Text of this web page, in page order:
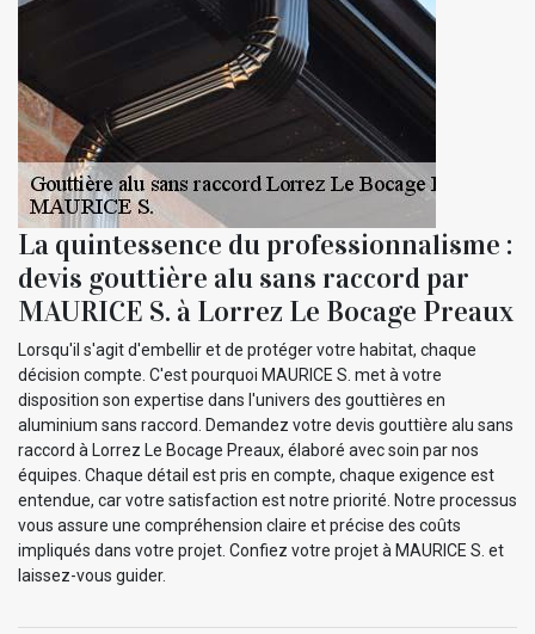
La quintessence du professionnalisme :
devis gouttière alu sans raccord par
MAURICE S. à Lorrez Le Bocage Preaux
Lorsqu'il s'agit d'embellir et de protéger votre habitat, chaque
décision compte. C'est pourquoi MAURICE S. met à votre
disposition son expertise dans l'univers des gouttières en
aluminium sans raccord. Demandez votre devis gouttière alu sans
raccord à Lorrez Le Bocage Preaux, élaboré avec soin par nos
équipes. Chaque détail est pris en compte, chaque exigence est
entendue, car votre satisfaction est notre priorité. Notre processus
vous assure une compréhension claire et précise des coûts
impliqués dans votre projet. Confiez votre projet à MAURICE S. et
laissez-vous guider.